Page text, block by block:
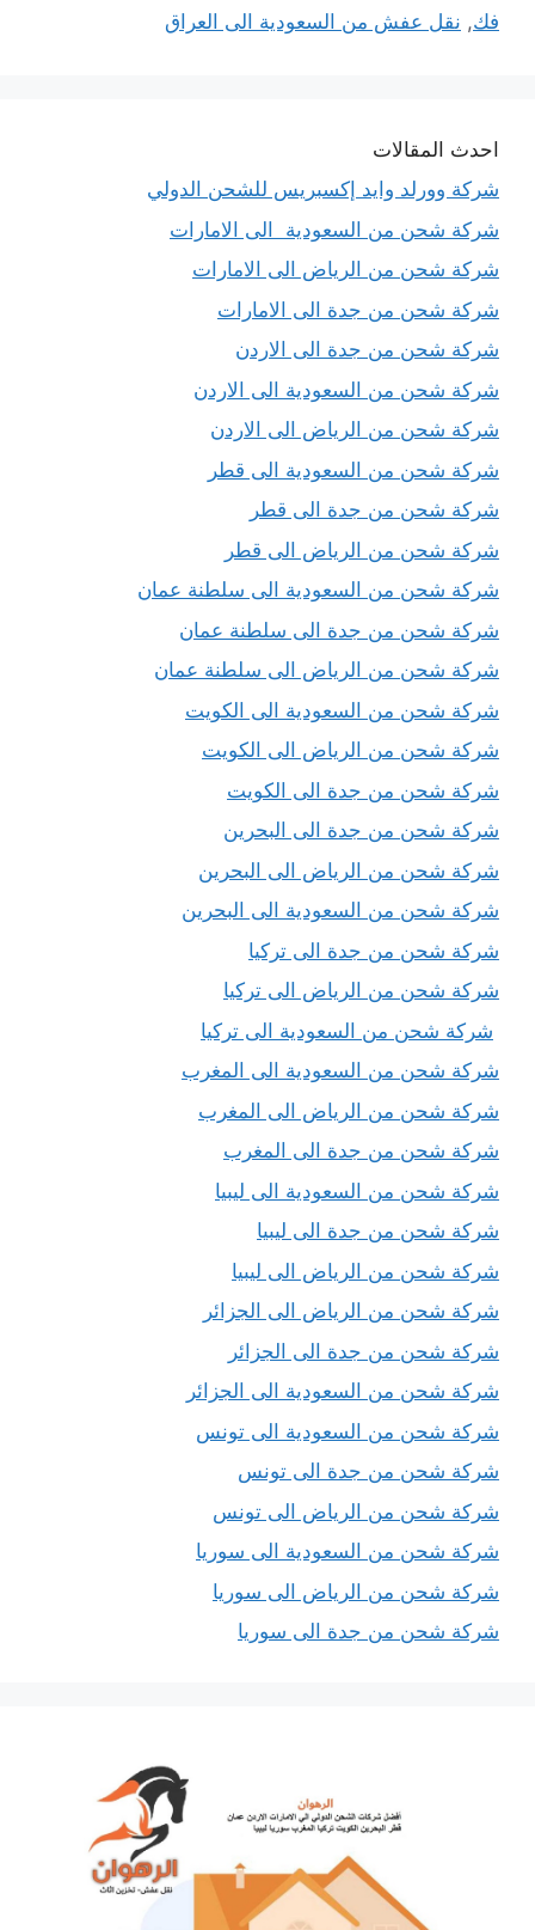
فك, نقل عفش من السعودية الى العراق
احدث المقالات
شركة وورلد وايد إكسبريس للشحن الدولي
شركة شحن من السعودية الى الامارات
شركة شحن من الرياض الى الامارات
شركة شحن من جدة الى الامارات
شركة شحن من جدة الى الاردن
شركة شحن من السعودية الى الاردن
شركة شحن من الرياض الى الاردن
شركة شحن من السعودية الى قطر
شركة شحن من جدة الى قطر
شركة شحن من الرياض الى قطر
شركة شحن من السعودية الى سلطنة عمان
شركة شحن من جدة الى سلطنة عمان
شركة شحن من الرياض الى سلطنة عمان
شركة شحن من السعودية الى الكويت
شركة شحن من الرياض الى الكويت
شركة شحن من جدة الى الكويت
شركة شحن من جدة الى البحرين
شركة شحن من الرياض الى البحرين
شركة شحن من السعودية الى البحرين
شركة شحن من جدة الى تركيا
شركة شحن من الرياض الى تركيا
شركة شحن من السعودية الى تركيا
شركة شحن من السعودية الى المغرب
شركة شحن من الرياض الى المغرب
شركة شحن من جدة الى المغرب
شركة شحن من السعودية الى ليبيا
شركة شحن من جدة الى ليبيا
شركة شحن من الرياض الى ليبيا
شركة شحن من الرياض الى الجزائر
شركة شحن من جدة الى الجزائر
شركة شحن من السعودية الى الجزائر
شركة شحن من السعودية الى تونس
شركة شحن من جدة الى تونس
شركة شحن من الرياض الى تونس
شركة شحن من السعودية الى سوريا
شركة شحن من الرياض الى سوريا
شركة شحن من جدة الى سوريا